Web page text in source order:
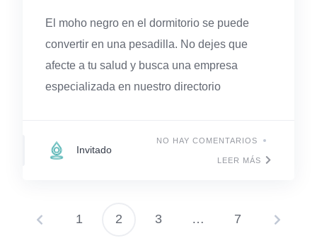
El moho negro en el dormitorio se puede
convertir en una pesadilla. No dejes que
afecte a tu salud y busca una empresa
especializada en nuestro directorio
Invitado
NO HAY COMENTARIOS
LEER MÁS
1 2 3 … 7